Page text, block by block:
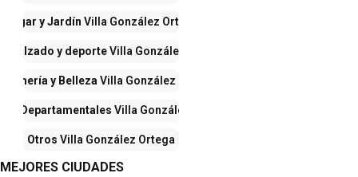
Hogar y Jardín Villa González Ortega
calzado y deporteVilla González Ortega
y Belleza Villa González Ortega
Departamentales Villa González Ortega
Otros Villa González Ortega
MEJORES CIUDADES